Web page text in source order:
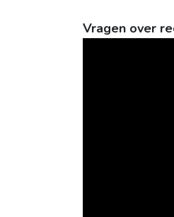
Vragen over